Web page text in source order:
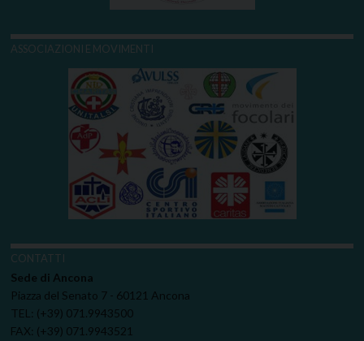
ASSOCIAZIONI E MOVIMENTI
CONTATTI
Sede di Ancona
Piazza del Senato 7 - 60121 Ancona
TEL: (+39) 071.9943500
FAX: (+39) 071.9943521